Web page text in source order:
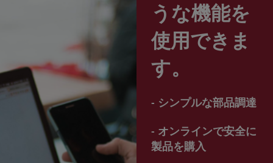
うな機能を
使用できま
す。
- シンプルな部品調達
- オンラインで安全に
製品を購入